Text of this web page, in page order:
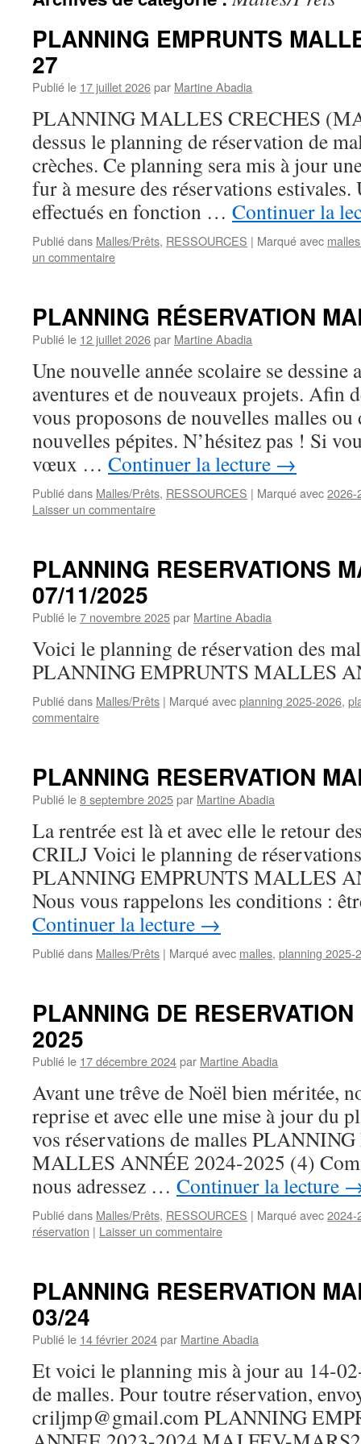
PLANNING EMPRUNTS
27
Publié le 17 juillet 2026par Martine Abadia
PLANNING MALLES CRECHES
dessus le planning de réservation de
crèches. Ce planning sera mis à jour
fur à mesure des réservations
effectués en fonction … Continuer la
Publié dans Malles/Prêts, RESSOURCES | Marqué avec
un commentaire
PLANNING RÉSERVATION
Publié le 12 juillet 2026par Martine Abadia
Une nouvelle année scolaire se dessine
aventures et de nouveaux projets. Afin
vous proposons de nouvelles malles
nouvelles pépites. N’hésitez pas ! Si
vœux … Continuer la lecture →
Publié dans Malles/Prêts, RESSOURCES | Marqué avec2026-
Laisser un commentaire
PLANNING RESERVATIONS
07/11/2025
Publié le7 novembre 2025par Martine Abadia
Voici le planning de réservation des
PLANNING EMPRUNTS MALLES
Publié dans Malles/Prêts | Marqué avecplanning 2025-2026,
commentaire
PLANNING RESERVATION
Publié le8 septembre 2025par Martine Abadia
La rentrée est là et avec elle le retour
CRILJ Voici le planning de
PLANNING EMPRUNTS MALLES
Nous vous rappelons les conditions :
Continuer la lecture →
Publié dans Malles/Prêts | Marqué avec malles, planning 2025-
PLANNING DE
2025
Publié le 17 décembre 2024par Martine Abadia
Avant une trêve de Noël bien méritée,
reprise et avec elle une mise à jour du
vos réservations de malles
MALLES ANNÉE 2024-2025 (4)
nous adressez … Continuer la lecture
Publié dans Malles/Prêts, RESSOURCES | Marqué avec2024-
réservation | Laisser un commentaire
PLANNING RESERVATION
03/24
Publié le 14 février 2024par Martine Abadia
Et voici le planning mis à jour au 14-
de malles. Pour toutre réservation,
criljmp@gmail.com PLANNING